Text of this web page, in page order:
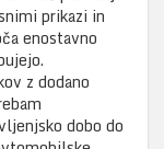
prikazi in
enostavno
z dodano
dobo do